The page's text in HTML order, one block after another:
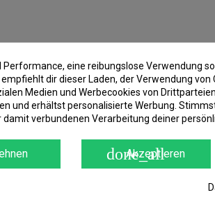
Performance, eine reibungslose Verwendung
dir dieser Laden, der Verwendung
Medien und Werbecookies von
und erhältst personalisierte Werbung.
damit verbundenen Verarbeitung deiner
done_all
Akzeptieren